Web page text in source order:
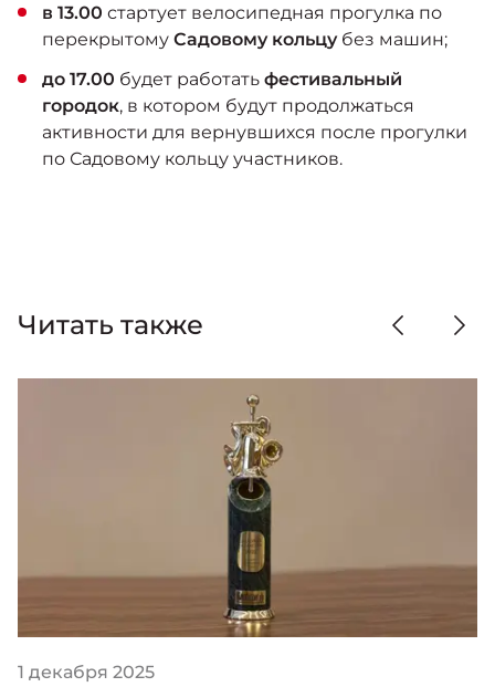
в 13.00 стартует велосипедная прогулка по
перекрытому Садовому кольцубез машин;
до 17.00 будет работать фестивальный
городок, в котором будут продолжаться
активности для вернувшихся после прогулки
по Садовому кольцу участников.
Читать также
1 декабря 2025